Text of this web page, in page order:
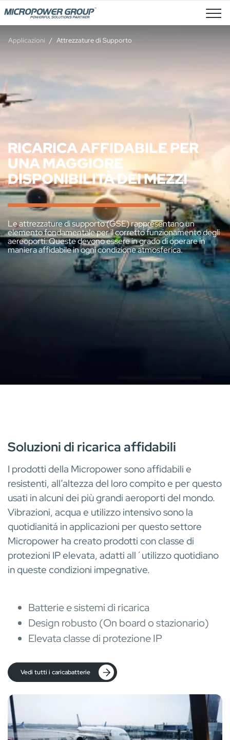
Posti Vacanti
Applicazioni Attrezzature di Supporto
RICARICA AFFIDABILE PER
UNA MAGGIORE
DISPONIBILITÀ DEI MEZZI
Le attrezzature di supporto (GSE) rappresentano un
elemento fondamentale per il corretto funzionamento degli
aereoporti. Queste devono essere in grado di operare in
maniera affidabile in ogni condizione atmosferica.
Soluzioni di ricarica affidabili
I prodotti della Micropower sono affidabili e
resistenti, all’altezza del loro compito e per questo
usati in alcuni dei più grandi aeroporti del mondo.
Vibrazioni, acqua e utilizzo intensivo sono la
quotidianitá in applicazioni per questo settore
Micropower ha creato prodotti con classe di
protezioni IP elevata, adatti all´utilizzo quotidiano
in queste condizioni impegnative.
Batterie e sistemi di ricarica
Design robusto (On board o stazionario)
Elevata classe di protezione IP
Vedi tutti i caricabatterie